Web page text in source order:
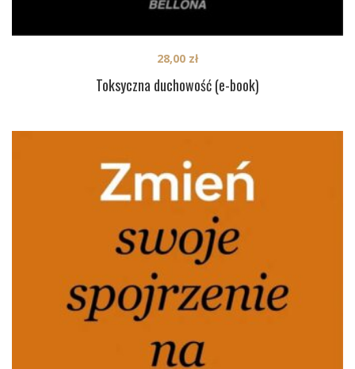
Toksyczna duchowość (e-book)
28,00 zł